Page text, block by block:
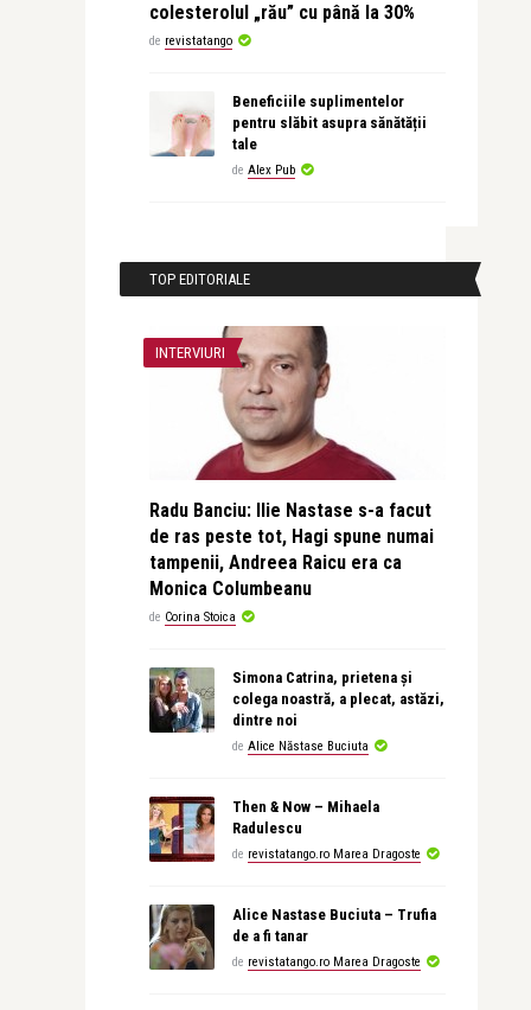
colesterolul „rău” cu până la 30%
de revistatango
Beneficiile suplimentelor
pentru slăbit asupra sănătății
tale
de Alex Pub
TOP EDITORIALE
INTERVIURI
Radu Banciu: Ilie Nastase s-a facut
de ras peste tot, Hagi spune numai
tampenii, Andreea Raicu era ca
Monica Columbeanu
de Corina Stoica
Simona Catrina, prietena și
colega noastră, a plecat, astăzi,
dintre noi
de Alice Năstase Buciuta
Then & Now – Mihaela
Radulescu
de revistatango.ro Marea Dragoste
Alice Nastase Buciuta – Trufia
de a fi tanar
de revistatango.ro Marea Dragoste